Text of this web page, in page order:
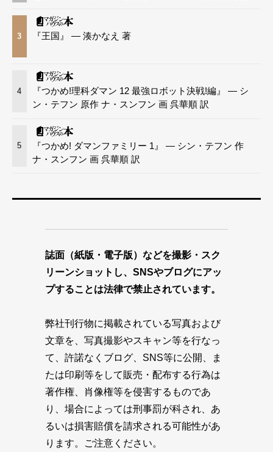
3 『王国』 — 湊かなえ 著
4
『つかめ!理科ダマン 12 最強ロボット決戦!編』 — シ
ン・テフン 原作 ナ・スンフン 画 呉華順 訳
5
『つかめ! ダマンファミリー 1』 — シン・テフン 作
ナ・スンフン 画 呉華順 訳
誌面（紙版・電子版）などを撮影・スク
リーンショットし、SNSやブログにアッ
プすることは法律で禁止されています。
弊社刊行物に掲載されている写真および
文章を、写真撮影やスキャン等を行なっ
て、許諾なくブログ、SNS等に公開、ま
たは印刷等をして販売・配布する行為は
著作権、肖像権等を侵害するものであ
り、場合によっては刑事罰が科され、あ
るいは損害賠償を請求される可能性があ
ります。ご注意ください。